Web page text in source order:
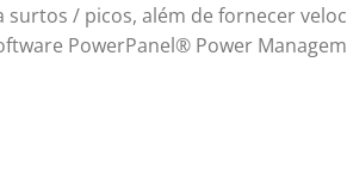
/ picos, além de fornecer
PowerPanel® Power